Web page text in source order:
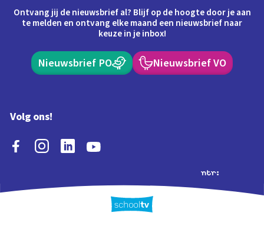
Ontvang jij de nieuwsbrief al? Blijf op de hoogte door je aan
te melden en ontvang elke maand een nieuwsbrief naar
keuze in je inbox!
Nieuwsbrief PO Nieuwsbrief VO
Volg ons!